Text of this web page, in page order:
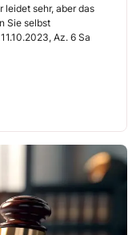
leidet sehr, aber das
Sie selbst
Az. 6 Sa